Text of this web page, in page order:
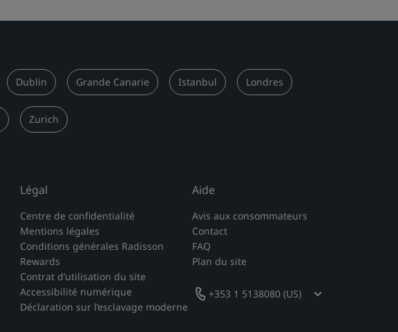
Dublin Grande Canarie Istanbul Londres
Zurich
Légal
Centre de confidentialité
Mentions légales
Conditions générales Radisson
Rewards
Contrat d’utilisation du site
Accessibilité numérique
Déclaration sur l’esclavage moderne
Aide
Avis aux consommateurs
Contact
FAQ
Plan du site
+353 1 5138080 (US)